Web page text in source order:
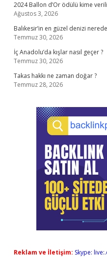
2024 Ballon d’Or ödülü kime
Ağustos 3, 2026
Balıkesir’in en güzel denizi
Temmuz 30, 2026
İç Anadolu’da kışlar nasıl geçer ?
Temmuz 30, 2026
Takas hakkı ne zaman doğar ?
Temmuz 28, 2026
Reklam ve İletişim: Skype: